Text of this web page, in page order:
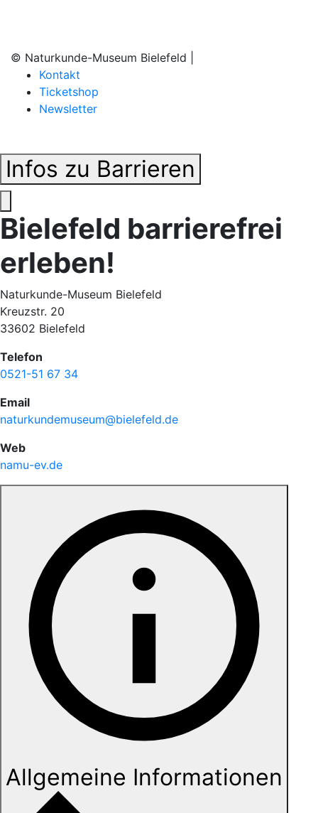
© Naturkunde-Museum Bielefeld |
Kontakt
Ticketshop
Newsletter
Infos zu Barrieren
Bielefeld barrierefrei
erleben!
Naturkunde-Museum Bielefeld
Kreuzstr. 20
33602 Bielefeld
Telefon
0521-51 67 34
Email
naturkundemuseum@bielefeld.de
Web
namu-ev.de
Allgemeine Informationen